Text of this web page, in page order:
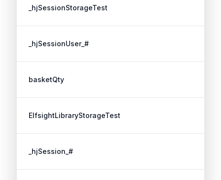
_hjSessionStorageTest
_hjSessionUser_#
basketQty
ElfsightLibraryStorageTest
_hjSession_#